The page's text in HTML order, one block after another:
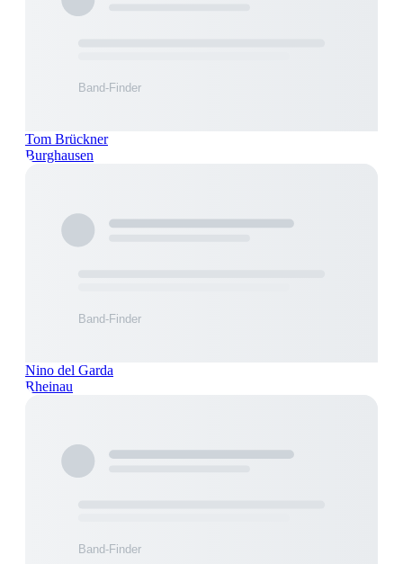
Tom Brückner
Burghausen
Nino del Garda
Rheinau